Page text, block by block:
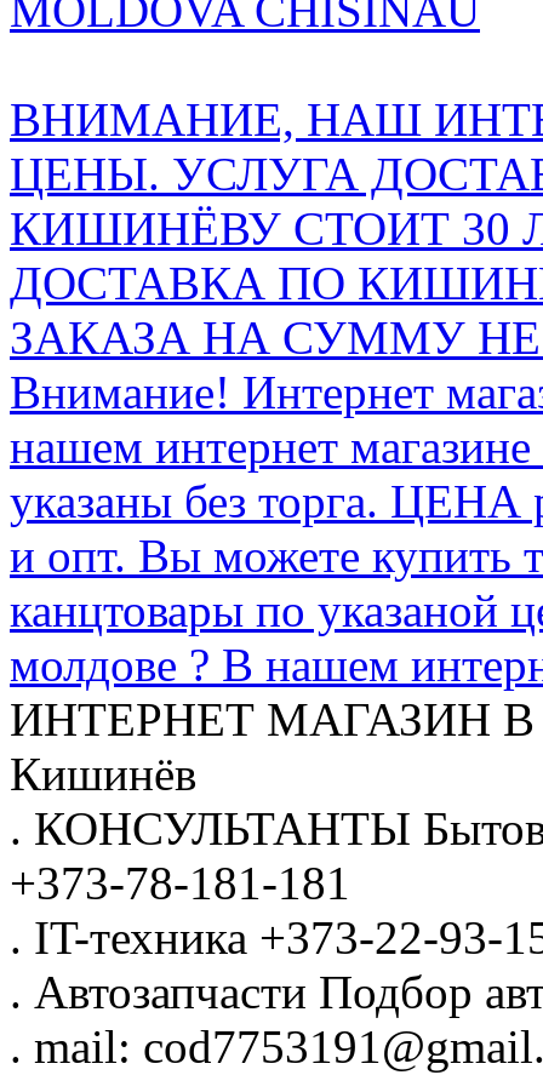
MOLDOVA CHISINAU
ВНИМАНИЕ, НАШ
ЦЕНЫ. УСЛУГА
КИШИНЁВУ СТОИТ 30
ДОСТАВКА ПО
ЗАКАЗА НА СУММУ НЕ
Внимание! Интернет
нашем интернет
указаны без торга.
и опт. Вы можете купить
канцтовары по указаной
молдове ? В нашем
ИНТЕРНЕТ МАГАЗИН
Кишинёв
. КОНСУЛЬТАНТЫ
+373-78-181-181
. IT-техника +373-22-93-
. Автозапчасти Подбор
. mail: